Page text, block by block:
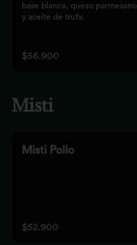
base blanca, queso parmesano
y aceite de trufa.
$56.900
Misti
Misti Pollo
$52.900